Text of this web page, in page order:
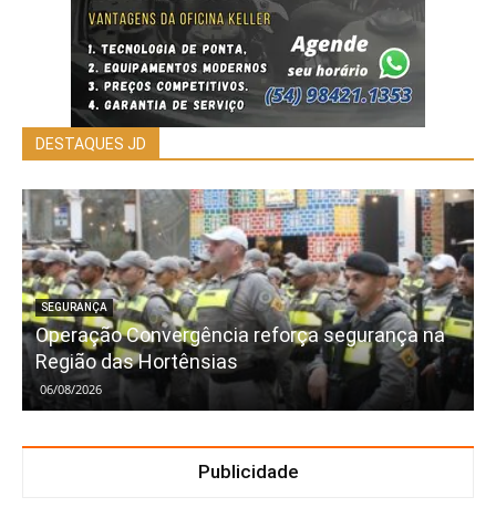
DESTAQUES JD
SEGURANÇA
Operação Convergência reforça segurança na
Região das Hortênsias
06/08/2026
Publicidade